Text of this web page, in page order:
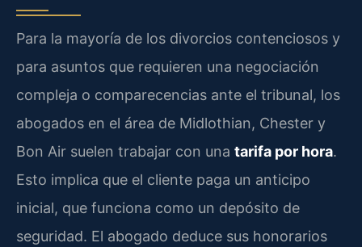
Para la mayoría de los divorcios contenciosos y
para asuntos que requieren una negociación
compleja o comparecencias ante el tribunal, los
abogados en el área de Midlothian, Chester y
Bon Air suelen trabajar con una tarifa por hora.
Esto implica que el cliente paga un anticipo
inicial, que funciona como un depósito de
seguridad. El abogado deduce sus honorarios